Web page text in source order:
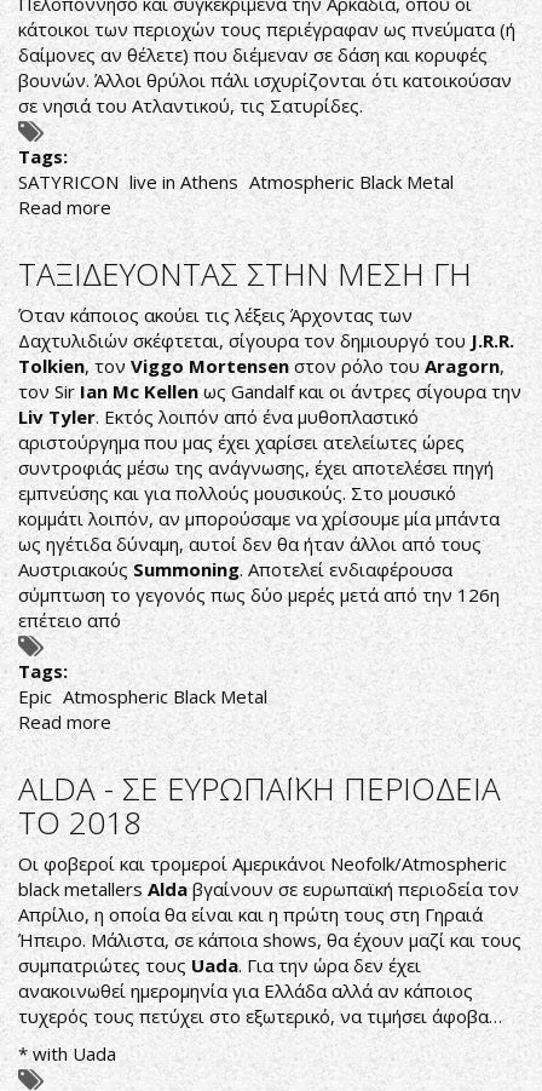
κάτοικοι των περιοχών τους περιέγραφαν ως πνεύματα (ή
δαίμονες αν θέλετε) που διέμεναν σε δάση και κορυφές
βουνών. Άλλοι θρύλοι πάλι ισχυρίζονται ότι κατοικούσαν
σε νησιά του Ατλαντικού, τις Σατυρίδες.
Tags:
SATYRICON live in Athens Atmospheric Black Metal
Read more about
ΠΟΤΕ
ΤΟ
ΣΚΟΤΑΔΙ
ΔΕΝ
ΗΤΑΝ
ΤΟΣΟ
ΣΑΓΗΝΕΥΤΙΚΟ...
ΤΑΞΙΔΕΥΟΝΤΑΣ ΣΤΗΝ ΜΕΣΗ ΓΗ
Όταν κάποιος ακούει τις λέξεις Άρχοντας των
Δαχτυλιδιών σκέφτεται, σίγουρα τον δημιουργό τουJ.R.R.
Tolkien, τον Viggo Mortensenστον ρόλο τουAragorn,
τον Sir Ian Mc Kellen ως Gandalf και οι άντρες σίγουρα την
Liv Tyler. Εκτός λοιπόν από ένα μυθοπλαστικό
αριστούργημα που μας έχει χαρίσει ατελείωτες ώρες
συντροφιάς μέσω της ανάγνωσης, έχει αποτελέσει πηγή
εμπνεύσης και για πολλούς μουσικούς. Στο μουσικό
κομμάτι λοιπόν, αν μπορούσαμε να χρίσουμε μία μπάντα
ως ηγέτιδα δύναμη, αυτοί δεν θα ήταν άλλοι από τους
ΑυστριακούςSummoning. Αποτελεί ενδιαφέρουσα
σύμπτωση το γεγονός πως δύο μερές μετά από την 126η
επέτειο από
Tags:
Epic Atmospheric Black Metal
Read more about
ΤΑΞΙΔΕΥΟΝΤΑΣ
ΣΤΗΝ
ΜΕΣΗ
ΓΗ
ALDA - ΣΕ ΕΥΡΩΠΑΪΚΗ ΠΕΡΙΟΔΕΙΑ
ΤΟ 2018
Οι φοβεροί και τρομεροί Αμερικάνοι Neofolk/Atmospheric
black metallers Aldaβγαίνουν σε ευρωπαϊκή περιοδεία τον
Απρίλιο, η οποία θα είναι και η πρώτη τους στη Γηραιά
Ήπειρο. Μάλιστα, σε κάποια shows, θα έχουν μαζί και τους
συμπατριώτες τους Uada. Για την ώρα δεν έχει
ανακοινωθεί ημερομηνία για Ελλάδα αλλά αν κάποιος
τυχερός τους πετύχει στο εξωτερικό, να τιμήσει άφοβα…
* with Uada